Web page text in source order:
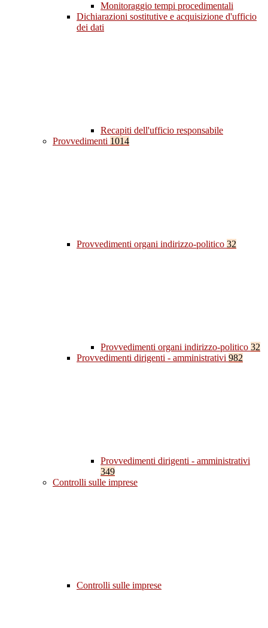
Monitoraggio tempi procedimentali
Dichiarazioni sostitutive e acquisizione d'ufficio
dei dati
Recapiti dell'ufficio responsabile
Provvedimenti 1014
Provvedimenti organi indirizzo-politico 32
Provvedimenti organi indirizzo-politico 32
Provvedimenti dirigenti - amministrativi 982
Provvedimenti dirigenti - amministrativi
349
Controlli sulle imprese
Controlli sulle imprese